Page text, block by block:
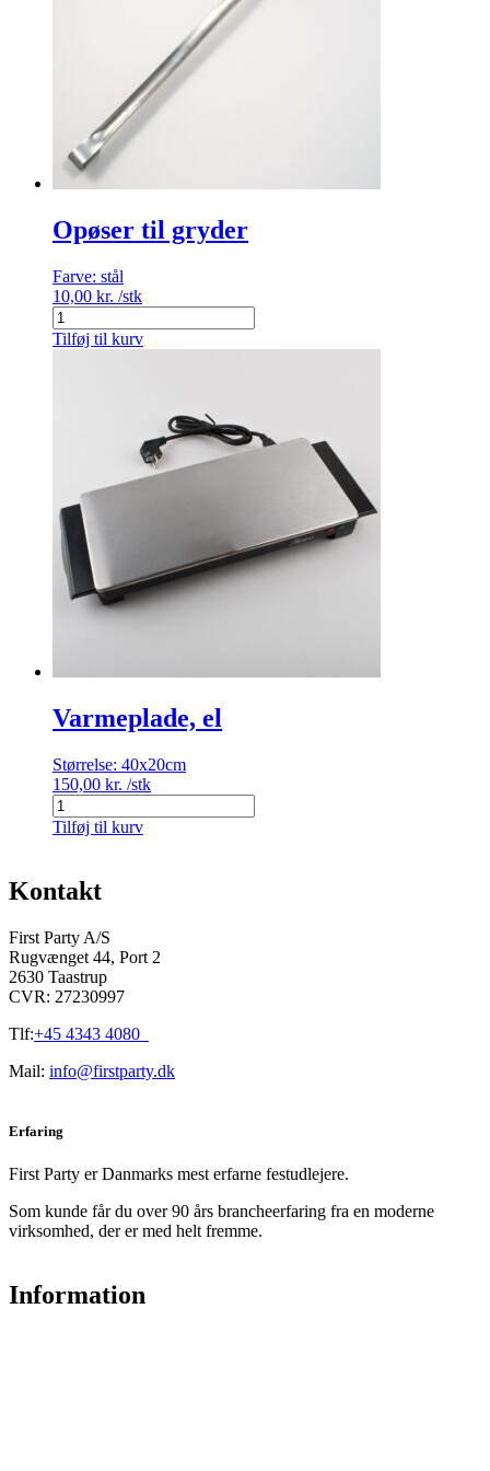
Opøser til gryder
Farve: stål
10,00 kr. /stk
Opøser
til
gryder
Tilføj til kurv
Varmeplade, el
Størrelse: 40x20cm
150,00 kr. /stk
Varmeplade,
el
Tilføj til kurv
Kontakt
First Party A/S
Rugvænget 44, Port 2
2630 Taastrup
CVR: 27230997
Tlf:+45 4343 4080
Mail: info@firstparty.dk
Erfaring
First Party er Danmarks mest erfarne festudlejere.
Som kunde får du over 90 års brancheerfaring fra en moderne
virksomhed, der er med helt fremme.
Information